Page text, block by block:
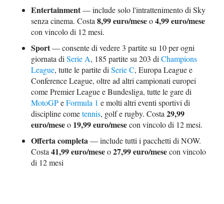
Entertainment— include solo l'intrattenimento di Sky
senza cinema. Costa8,99 euro/meseo4,99 euro/mese
con vincolo di 12 mesi.
Sport— consente di vedere 3 partite su 10 per ogni
giornata diSerie A, 185 partite su 203 diChampions
League, tutte le partite diSerie C, Europa League e
Conference League, oltre ad altri campionati europei
come Premier League e Bundesliga, tutte le gare di
MotoGPeFormula 1 e molti altri eventi sportivi di
discipline cometennis, golf e rugby. Costa29,99
euro/meseo 19,99 euro/mesecon vincolo di 12 mesi.
Offerta completa— include tutti i pacchetti di NOW.
Costa41,99 euro/meseo27,99 euro/mesecon vincolo
di 12 mesi